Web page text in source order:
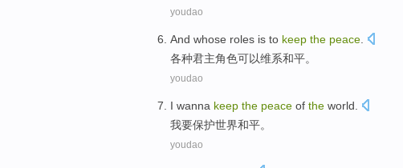
youdao
And whose roles is to keep the peace
各种君主角色可以维系和平。
youdao
I wanna keep the peace of the world
我要保护世界和平。
youdao